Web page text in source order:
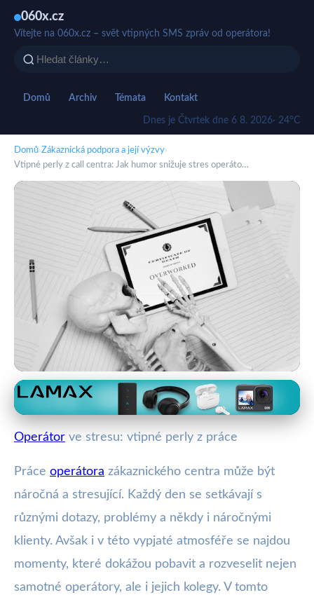
060x.cz
Vítejte na 060x.cz – svět vtipných SMS zpráv od operátora!
Domů Archiv Témata Kontakt
Dnes je Čtvrtek dne 6 8. 2026· 24°C
Domů›Zákaznická podpora a její výzvy›
Vtipné perly z call centra: Jak humor snižuje stres operáto…
Zákaznická podpora a její výzvy
Vtipné perly z call centra: Jak
Operátor ve stresu: vtipné perly z práce
Práce operátora zákaznického centra může být
náročná a stresující. Každý den se setkávají s
různými dotazy, problémy a někdy i náročnými
klienty. Avšak i v této vypjaté atmosféře se najdou
momenty, které dokážou pobavit a rozveselit nejen
samotné operátory, ale i jejich kolegy. V tomto